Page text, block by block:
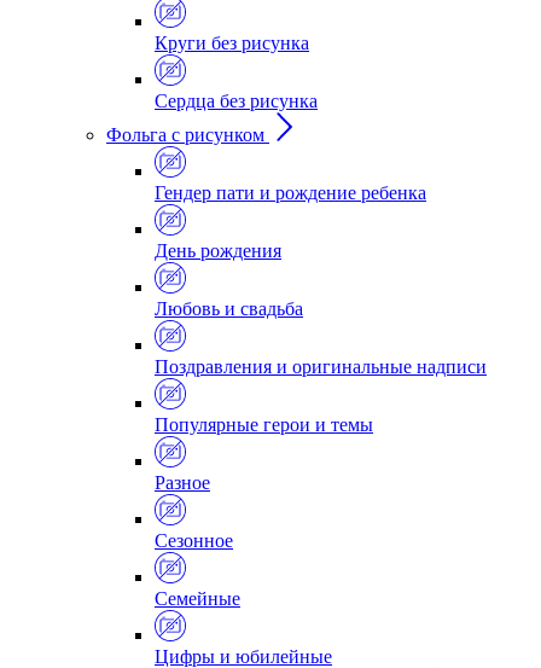
Круги без рисунка
Сердца без рисунка
Фольга с рисунком
Гендер пати и рождение ребенка
День рождения
Любовь и свадьба
Поздравления и оригинальные надписи
Популярные герои и темы
Разное
Сезонное
Семейные
Цифры и юбилейные